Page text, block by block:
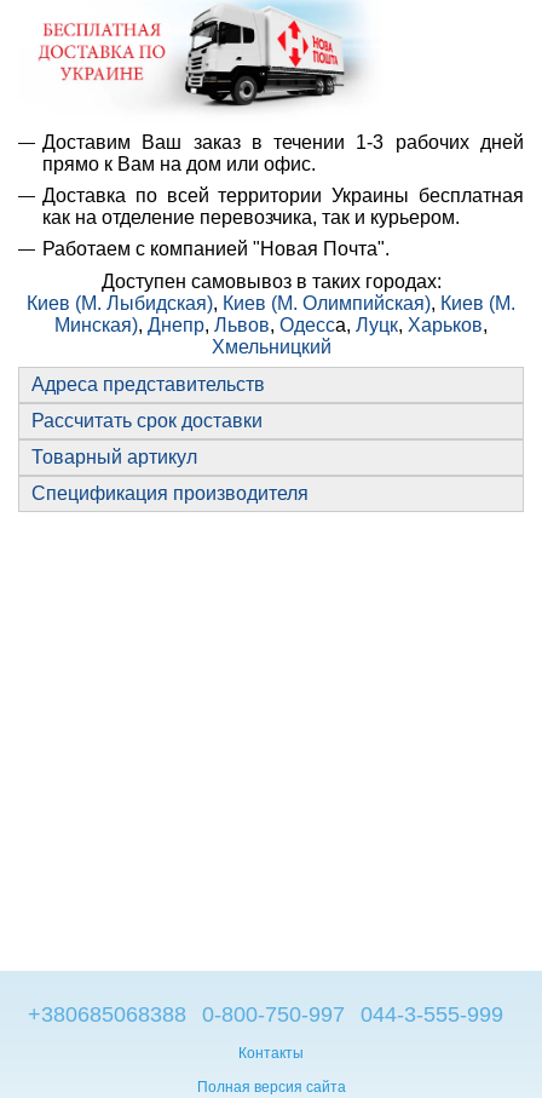
Доставим Ваш заказ в течении 1-3 рабочих дней
прямо к Вам на дом или офис.
Доставка по всей территории Украины бесплатная
как на отделение перевозчика, так и курьером.
Работаем с компанией "Новая Почта".
Доступен самовывоз в таких городах:
Киев (М. Лыбидская), Киев (М. Олимпийская), Киев (М.
Минская), Днепр, Львов, Одесса, Луцк, Харьков,
Хмельницкий
Адреса представительств
Рассчитать срок доставки
Товарный артикул
Спецификация производителя
+380685068388 0-800-750-997 044-3-555-999
Контакты
Полная версия сайта